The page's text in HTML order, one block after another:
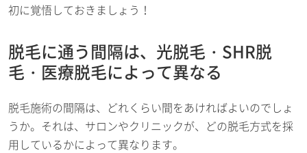
初に覚悟しておきましょう！
脱毛に通う間隔は、光脱毛・SHR脱
毛・医療脱毛によって異なる
脱毛施術の間隔は、どれくらい間をあければよいのでしょ
うか。それは、サロンやクリニックが、どの脱毛方式を採
用しているかによって異なります。